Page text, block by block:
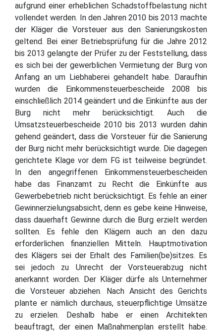
aufgrund einer erheblichen Schadstoffbelastung nicht
vollendet werden. In den Jahren 2010 bis 2013 machte
der Kläger die Vorsteuer aus den Sanierungskosten
geltend. Bei einer Betriebsprüfung für die Jahre 2012
bis 2013 gelangte der Prüfer zu der Feststellung, dass
es sich bei der gewerblichen Vermietung der Burg von
Anfang an um Liebhaberei gehandelt habe. Daraufhin
wurden die Einkommensteuerbescheide 2008 bis
einschließlich 2014 geändert und die Einkünfte aus der
Burg nicht mehr berücksichtigt. Auch die
Umsatzsteuerbescheide 2010 bis 2013 wurden dahin
gehend geändert, dass die Vorsteuer für die Sanierung
der Burg nicht mehr berücksichtigt wurde. Die dagegen
gerichtete Klage vor dem FG ist teilweise begründet.
In den angegriffenen Einkommensteuerbescheiden
habe das Finanzamt zu Recht die Einkünfte aus
Gewerbebetrieb nicht berücksichtigt. Es fehle an einer
Gewinnerzielungsabsicht, denn es gebe keine Hinweise,
dass dauerhaft Gewinne durch die Burg erzielt werden
sollten. Es fehle den Klägern auch an den dazu
erforderlichen finanziellen Mitteln. Hauptmotivation
des Klägers sei der Erhalt des Familien(be)sitzes. Es
sei jedoch zu Unrecht der Vorsteuerabzug nicht
anerkannt worden. Der Kläger dürfe als Unternehmer
die Vorsteuer abziehen. Nach Ansicht des Gerichts
plante er nämlich durchaus, steuerpflichtige Umsätze
zu erzielen. Deshalb habe er einen Architekten
beauftragt, der einen Maßnahmenplan erstellt habe.